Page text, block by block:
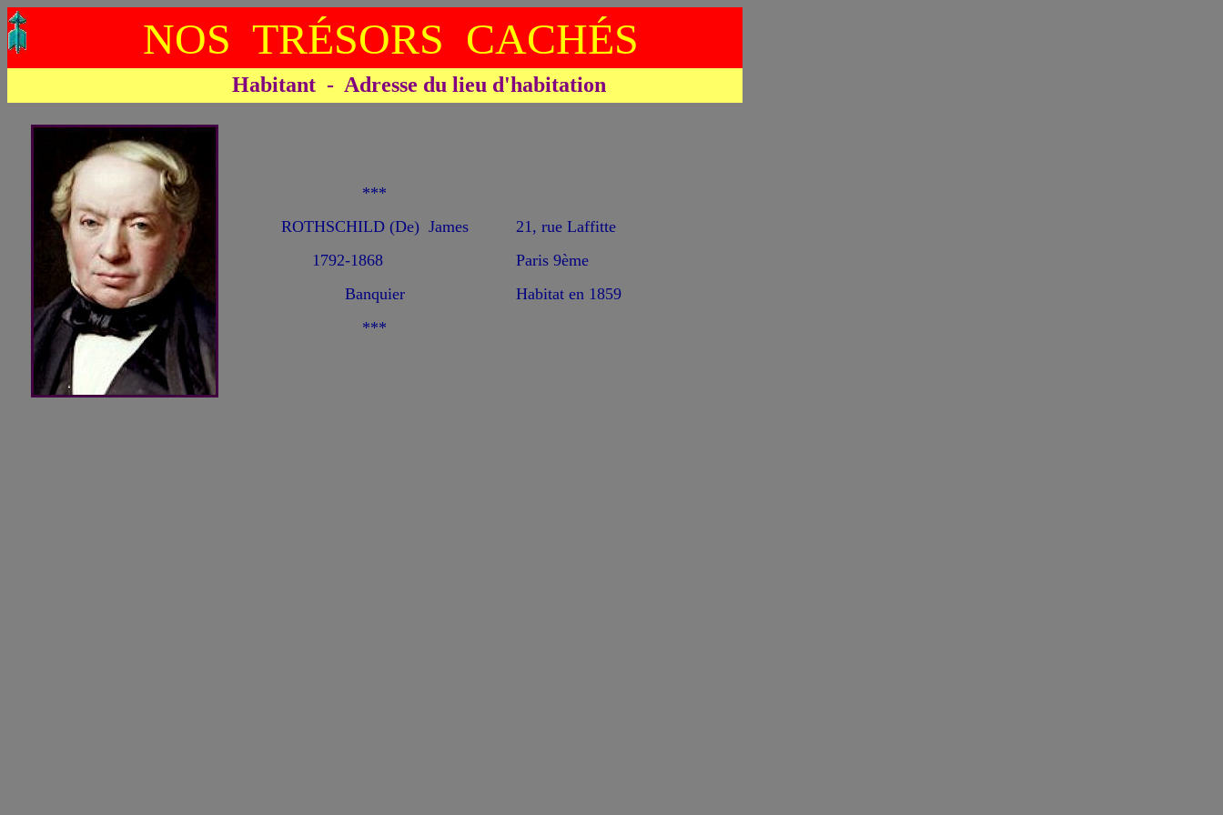
NOS TRÉSORS CACHÉS
Habitant - Adresse du lieu d'habitation
***
ROTHSCHILD (De) James
1792-1868
Banquier
***
21, rue Laffitte
Paris 9ème
Habitat en 1859